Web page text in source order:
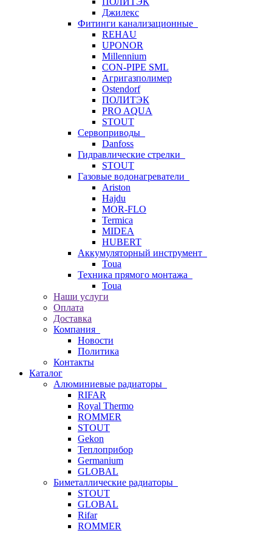
Джилекс
Фитинги канализационные
REHAU
UPONOR
Millennium
CON-PIPE SML
Агригазполимер
Ostendorf
ПОЛИТЭК
PRO AQUA
STOUT
Сервоприводы
Danfoss
Гидравлические стрелки
STOUT
Газовые водонагреватели
Ariston
Hajdu
MOR-FLO
Termica
MIDEA
HUBERT
Аккумуляторный инструмент
Toua
Техника прямого монтажа
Toua
Наши услуги
Оплата
Доставка
Компания
Новости
Политика
Контакты
Каталог
Алюминиевые радиаторы
RIFAR
Royal Thermo
ROMMER
STOUT
Gekon
Теплоприбор
Germanium
GLOBAL
Биметаллические радиаторы
STOUT
GLOBAL
Rifar
ROMMER